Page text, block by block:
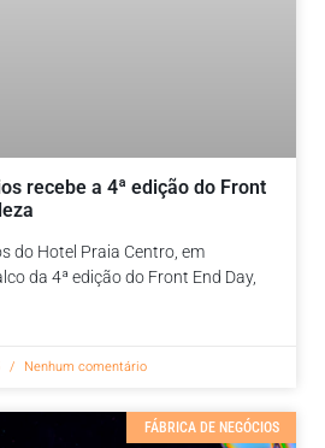
recebe a 4ª edição do Front
do Hotel Praia Centro, em
da 4ª edição do Front End Day,
Nenhum comentário
FÁBRICA DE NEGÓCIOS